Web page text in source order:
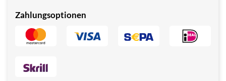
Zahlungsoptionen